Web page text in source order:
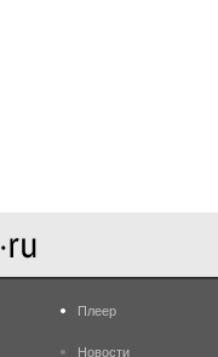
Плеер
Новости